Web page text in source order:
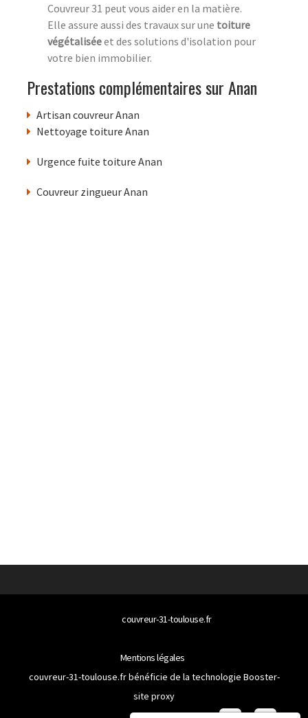
Couvreur 31 peut vous aider en la matière.
Elle assure aussi des travaux sur une toiture
végétaliséeet des solutions d'isolation pour
votre bien immobilier.
Prestations complémentaires sur Anan
Artisan couvreur Anan
Nettoyage toiture Anan
Urgence fuite toiture Anan
Couvreur zingueur Anan
couvreur-31-toulouse.fr
Mentions légales
couvreur-31-toulouse.fr bénéficie de la technologie Booster-
site proxy